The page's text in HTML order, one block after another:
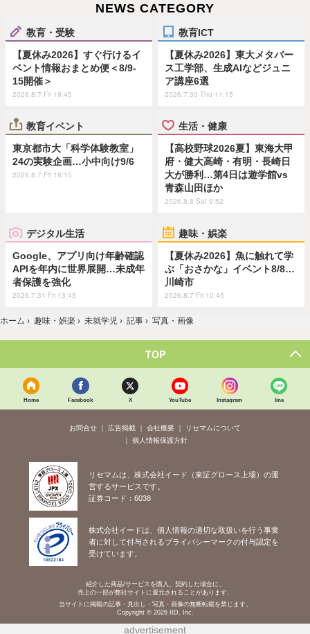
NEWS CATEGORY
教育・受験
【夏休み2026】すぐ行けるイ
ベント情報おまとめ便＜8/9-
15開催＞
2026.8.7 Fri 19:45
教育ICT
【夏休み2026】東大メタバー
ス工学部、生成AIなどジュニ
ア講座6選
2026.7.30 Thu 11:15
教育イベント
東京都市大「科学体験教室」
24の実験企画…小中向け9/6
2026.8.7 Fri 18:15
生活・健康
【高校野球2026夏】東海大甲
府・健大高崎・有明・長崎日
大が勝利…第4日は遊学館vs
青森山田ほか
2026.8.8 Sat 9:52
デジタル生活
Google、アプリ向け年齢確認
APIを年内に世界展開…未成年
者保護を強化
2026.7.31 Fri 13:45
趣味・娯楽
【夏休み2026】魚に触れて学
ぶ「おさかな」イベント8/8…
川崎市
2026.8.7 Fri 10:45
ホーム › 趣味・娯楽 › 未就学児 › 記事 › 写真・画像
TOP
Home Facebook X YouTube Instagram line
お問合せ 広告掲載 会社概要
リセマムについて
個人情報保護方針
リセマムは、株式会社イード（東証グロース上場）の運
営するサービスです。
証券コード：6038
株式会社イードは、個人情報の適切な取扱いを行う事業
者に対して付与されるプライバシーマークの付与認定を
受けています。
紹介した商品/サービスを購入、契約した場合に、
売上の一部が弊社サイトに還元されることがあります。
当サイトに掲載の記事・見出し・写真・画像の無断転載を禁じます。
Copyright © 2026 IID, Inc.
advertisement